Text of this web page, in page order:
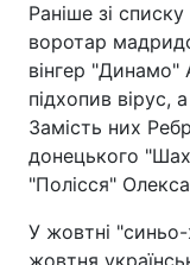
Раніше зі
воротар
вінгер
підхопив вірус,
Замість них
донецького
"Полісся"
У жовтні "синьо-